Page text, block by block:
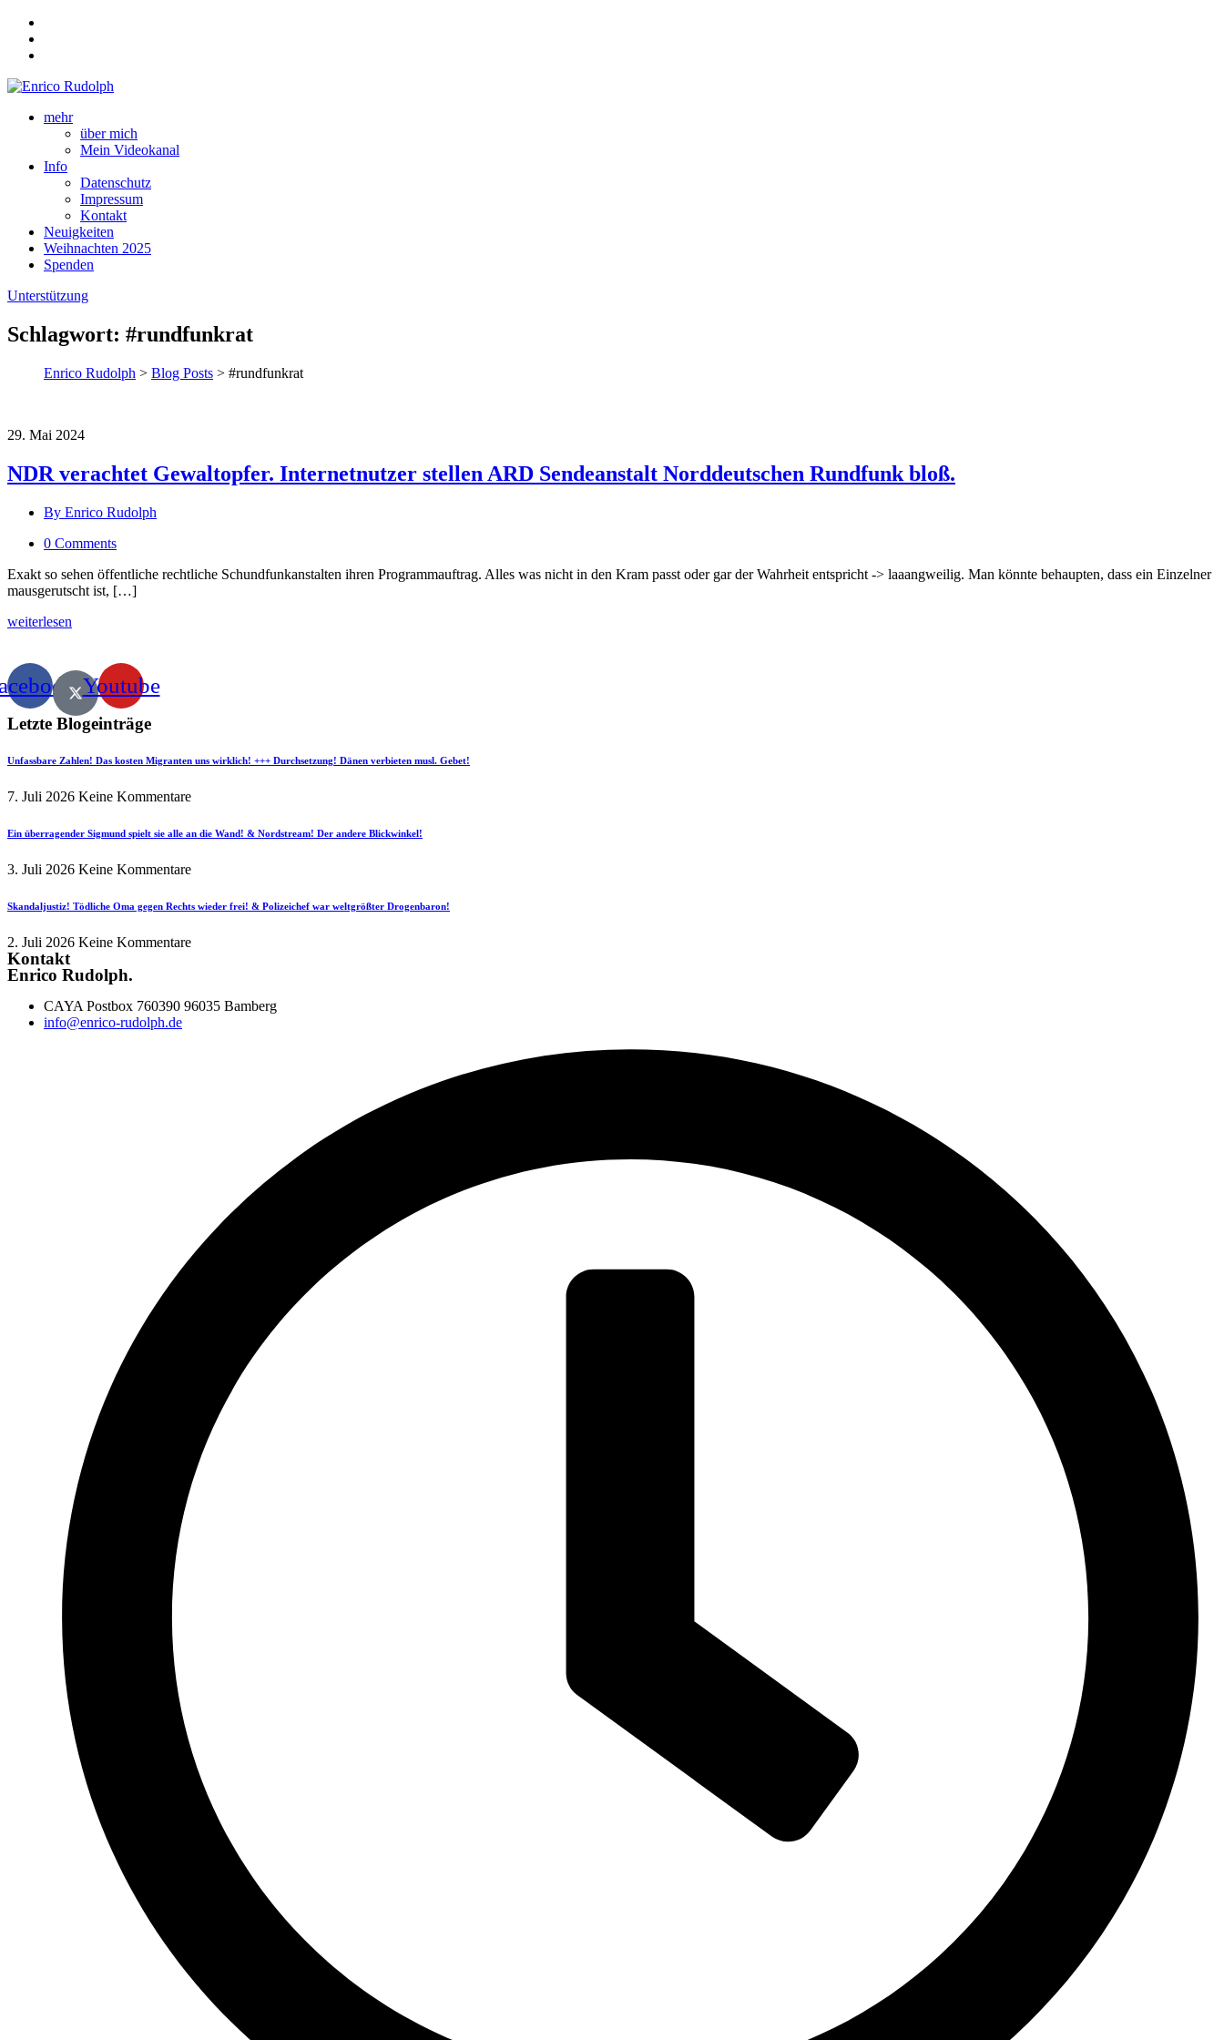
mehr
über mich
Mein Videokanal
Info
Datenschutz
Impressum
Kontakt
Neuigkeiten
Weihnachten 2025
Spenden
Unterstützung
Schlagwort: #rundfunkrat
Enrico Rudolph > Blog Posts > #rundfunkrat
29. Mai 2024
NDR verachtet Gewaltopfer. Internetnutzer stellen ARD Sendeanstalt Norddeutschen Rundfunk bloß.
By Enrico Rudolph
0 Comments
Exakt so sehen öffentliche rechtliche Schundfunkanstalten ihren Programmauftrag. Alles was nicht in den Kram passt oder gar der Wahrheit entspricht -> laaangweilig. Man könnte behaupten, dass ein Einzelner
mausgerutscht ist, […]
weiterlesen
Youtube
Letzte Blogeinträge
Unfassbare Zahlen! Das kosten Migranten uns wirklich! +++ Durchsetzung! Dänen verbieten musl. Gebet!
7. Juli 2026 Keine Kommentare
Ein überragender Sigmund spielt sie alle an die Wand! & Nordstream! Der andere Blickwinkel!
3. Juli 2026 Keine Kommentare
Skandaljustiz! Tödliche Oma gegen Rechts wieder frei! & Polizeichef war weltgrößter Drogenbaron!
2. Juli 2026 Keine Kommentare
Kontakt
Enrico Rudolph.
CAYA Postbox 760390 96035 Bamberg
info@enrico-rudolph.de